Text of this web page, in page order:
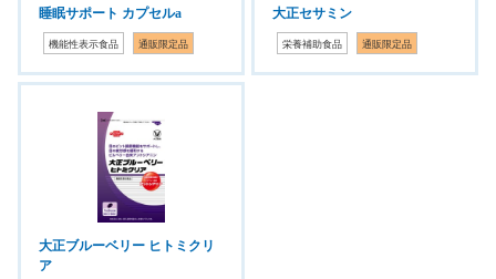
睡眠サポート カプセルa
機能性表示食品 通販限定品
大正セサミン
栄養補助食品 通販限定品
大正ブルーベリー ヒトミクリ
ア